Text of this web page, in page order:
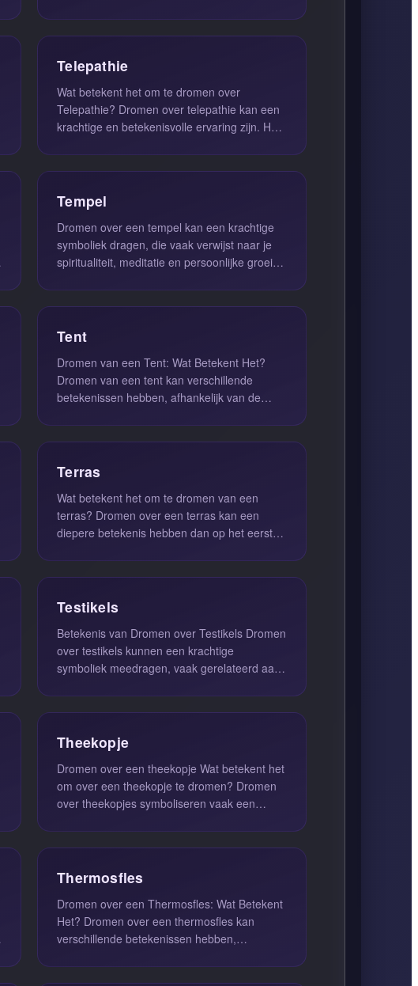
Telepathie
Wat betekent het om te dromen over
Telepathie? Dromen over telepathie kan een
krachtige en betekenisvolle ervaring zijn. Het
Tempel
Dromen over een tempel kan een krachtige
symboliek dragen, die vaak verwijst naar je
spiritualiteit, meditatie en persoonlijke groei.
Tent
Dromen van een Tent: Wat Betekent Het?
Dromen van een tent kan verschillende
betekenissen hebben, afhankelijk van de
Terras
Wat betekent het om te dromen van een
terras? Dromen over een terras kan een
diepere betekenis hebben dan op het eerste
Testikels
Betekenis van Dromen over Testikels Dromen
over testikels kunnen een krachtige
symboliek meedragen, vaak gerelateerd aan
Theekopje
Dromen over een theekopje Wat betekent het
om over een theekopje te dromen? Dromen
over theekopjes symboliseren vaak een
Thermosfles
Dromen over een Thermosfles: Wat Betekent
Het? Dromen over een thermosfles kan
verschillende betekenissen hebben,